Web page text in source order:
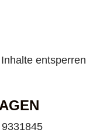
entsperren